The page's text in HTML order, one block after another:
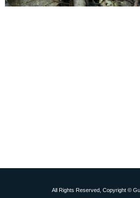
All Rights Reserved, Copyright ©